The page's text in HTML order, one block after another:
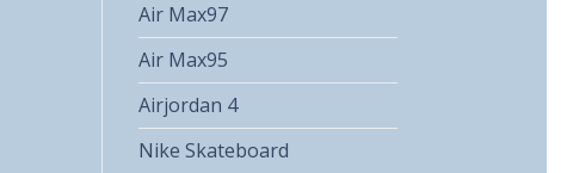
Air Max97
Air Max95
Airjordan 4
Nike Skateboard